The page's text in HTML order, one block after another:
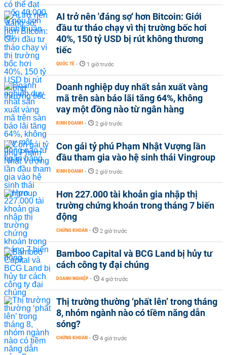
AI trở nên 'đáng sợ' hơn Bitcoin: Giới
đầu tư tháo chạy vì thị trường bốc hơi
40%, 150 tỷ USD bị rút không thương
tiếc
QUỐC TẾ - 1 giờ trước
Doanh nghiệp duy nhất sản xuất vàng
mã trên sàn báo lãi tăng 64%, không
vay một đồng nào từ ngân hàng
KINH DOANH - 2 giờ trước
Con gái tỷ phú Phạm Nhật Vượng lần
đầu tham gia vào hệ sinh thái Vingroup
KINH DOANH - 2 giờ trước
Hơn 227.000 tài khoản gia nhập thị
trường chứng khoán trong tháng 7 biến
động
CHỨNG KHOÁN - 2 giờ trước
Bamboo Capital và BCG Land bị hủy tư
cách công ty đại chúng
DOANH NGHIỆP - 4 giờ trước
Thị trường thường ‘phất lên’ trong tháng
8, nhóm ngành nào có tiềm năng dẫn
sóng?
CHỨNG KHOÁN - 4 giờ trước